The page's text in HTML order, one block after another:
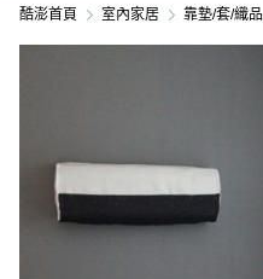
酷澎首頁 室內家居 靠墊/套/織品